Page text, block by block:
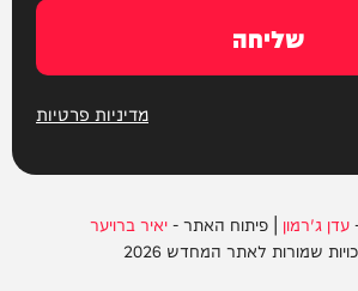
שליחה
מדיניות פרטיות
עדן ג'רמון | פיתוח האתר -יאיר ברויער
שמורות לאתר המחדש 2026